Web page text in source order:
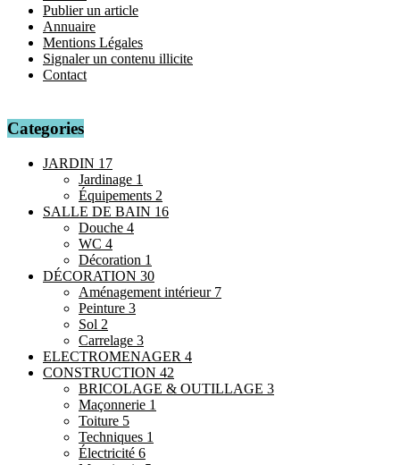
Publier un article
Annuaire
Mentions Légales
Signaler un contenu illicite
Contact
Categories
JARDIN 17
Jardinage 1
Équipements 2
SALLE DE BAIN 16
Douche 4
WC 4
Décoration 1
DÉCORATION 30
Aménagement intérieur 7
Peinture 3
Sol 2
Carrelage 3
ELECTROMENAGER 4
CONSTRUCTION 42
BRICOLAGE & OUTILLAGE 3
Maçonnerie 1
Toiture 5
Techniques 1
Électricité 6